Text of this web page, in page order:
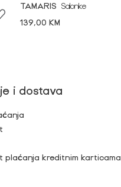
TAMARIS
Salonke
139,00 KM
i dostava
plaćanja kreditnim karticama